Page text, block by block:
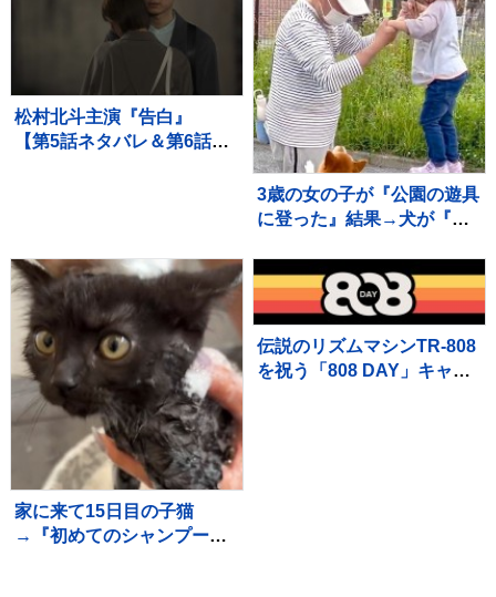
松村北斗主演『告白』
【第5話ネタバレ＆第6話あ
3歳の女の子が『公園の遊具
に登った』結果→犬が『高
て…愛を感じる行動に反響
「守ろうとしてる」「優し
いお姉さん」
家に来て15日目の子猫
→『初めてのシャンプー』
伝説のリズムマシンTR-808
を祝う「808 DAY」キャン